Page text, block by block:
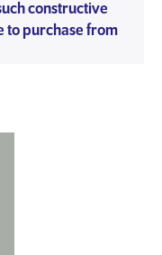
constructive
to purchase from